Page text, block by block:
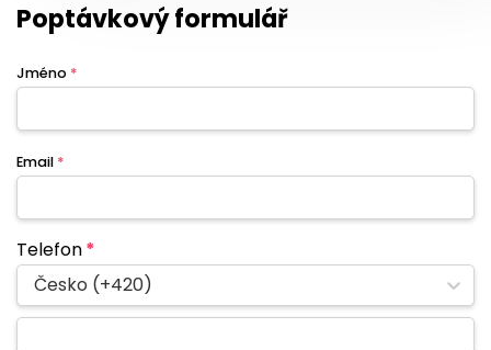
Poptávkový formulář
Jméno *
Email *
Telefon*
Česko (+420)